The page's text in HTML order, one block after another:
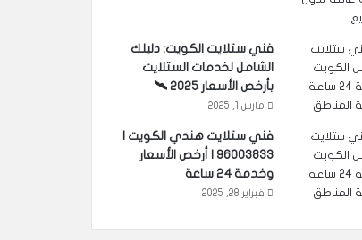
فني ستلايت الكويت: دليلك
الشامل لخدمات الستلايت
بأرخص الأسعار 2025 🛰️
مارس 1, 2025
فني ستلايت هندي الكويت |
96003833 | أرخص الأسعار
وخدمة 24 ساعة
فبراير 28, 2025